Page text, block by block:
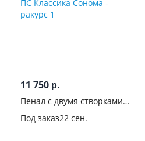
11 750 р.
Пенал с двумя створками
Под заказ22 сен.